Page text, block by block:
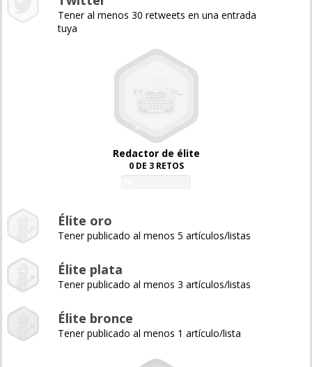
Tener al menos 30 retweets en una entrada
tuya
Redactor de élite
0 DE 3 RETOS
Élite oro
Tener publicado al menos 5 artículos/listas
Élite plata
Tener publicado al menos 3 artículos/listas
Élite bronce
Tener publicado al menos 1 artículo/lista